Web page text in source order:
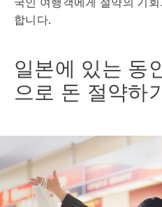
합니다.
일본에 있는 동
으로 돈 절약하